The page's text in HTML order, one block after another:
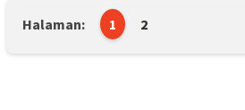
Halaman: 1 2